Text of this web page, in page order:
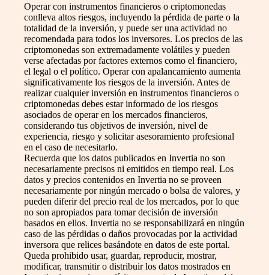
Operar con instrumentos financieros o criptomonedas
conlleva altos riesgos, incluyendo la pérdida de parte o la
totalidad de la inversión, y puede ser una actividad no
recomendada para todos los inversores. Los precios de las
criptomonedas son extremadamente volátiles y pueden
verse afectadas por factores externos como el financiero,
el legal o el político. Operar con apalancamiento aumenta
significativamente los riesgos de la inversión. Antes de
realizar cualquier inversión en instrumentos financieros o
criptomonedas debes estar informado de los riesgos
asociados de operar en los mercados financieros,
considerando tus objetivos de inversión, nivel de
experiencia, riesgo y solicitar asesoramiento profesional
en el caso de necesitarlo.
Recuerda que los datos publicados en Invertia no son
necesariamente precisos ni emitidos en tiempo real. Los
datos y precios contenidos en Invertia no se proveen
necesariamente por ningún mercado o bolsa de valores, y
pueden diferir del precio real de los mercados, por lo que
no son apropiados para tomar decisión de inversión
basados en ellos. Invertia no se responsabilizará en ningún
caso de las pérdidas o daños provocadas por la actividad
inversora que relices basándote en datos de este portal.
Queda prohibido usar, guardar, reproducir, mostrar,
modificar, transmitir o distribuir los datos mostrados en